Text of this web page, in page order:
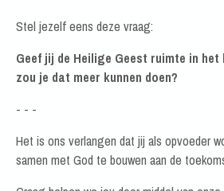
Stel jezelf eens deze vraag:
Geef jij de Heilige Geest ruimte in het
zou je dat meer kunnen doen?
- - -
Het is ons verlangen dat jij als opvoeder
samen met God te bouwen aan de